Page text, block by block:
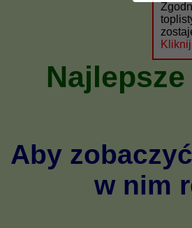
Aby
w nim